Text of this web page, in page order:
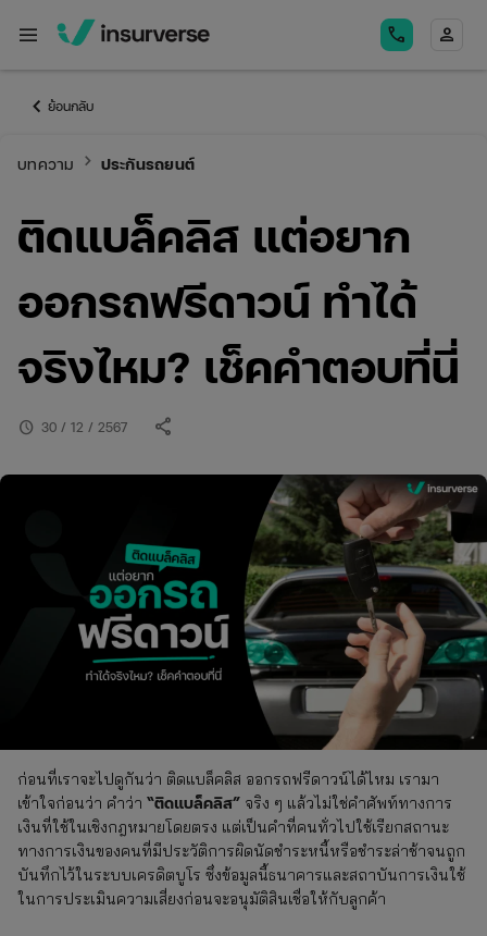
menu call person
keyboard_arrow_left ย้อนกลับ
บทความ keyboard_arrow_right ประกันรถยนต์
ติดแบล็คลิส แต่อยาก
ออกรถฟรีดาวน์ ทำได้
จริงไหม? เช็คคำตอบที่นี่
schedule 30 / 12 / 2567 share
ก่อนที่เราจะไปดูกันว่า ติดแบล็คลิส ออกรถฟรีดาวน์ได้ไหม เรามา
เข้าใจก่อนว่า คำว่า “ติดแบล็คลิส” จริง ๆ แล้วไม่ใช่คำศัพท์ทางการ
เงินที่ใช้ในเชิงกฎหมายโดยตรง แต่เป็นคำที่คนทั่วไปใช้เรียกสถานะ
ทางการเงินของคนที่มีประวัติการผิดนัดชำระหนี้หรือชำระล่าช้าจนถูก
บันทึกไว้ในระบบเครดิตบูโร ซึ่งข้อมูลนี้ธนาคารและสถาบันการเงินใช้
ในการประเมินความเสี่ยงก่อนจะอนุมัติสินเชื่อให้กับลูกค้า